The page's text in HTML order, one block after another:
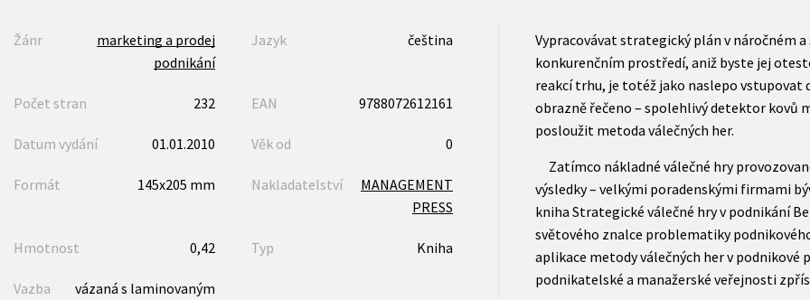
Žánr
marketing a prodej
podnikání
Jazyk čeština
Počet stran 232 EAN 9788072612161
Datum vydání 01.01.2010 Věk od 0
Formát 145x205 mm Nakladatelství
MANAGEMENT
PRESS
Hmotnost 0,42 Typ Kniha
Vazba
vázaná s laminovaným
Vypracovávat strategický plán v náročném
konkurenčním prostředí, aniž byste jej
reakcí trhu, je totéž jako naslepo vstupovat
obrazně řečeno – spolehlivý detektor kovů
posloužit metoda válečných her.
Zatímco nákladné válečné hry
výsledky – velkými poradenskými firmami
kniha Strategické válečné hry v podnikání
světového znalce problematiky
aplikace metody válečných her v podnikové
podnikatelské a manažerské veřejnosti